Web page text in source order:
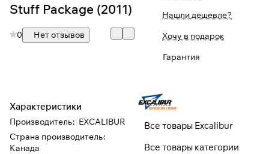
Stuff Package (2011)
0 Нет отзывов
Характеристики
Производитель: EXCALIBUR
Страна производитель:
Канада
Нашли дешевле?
Хочу в подарок
Гарантия
Все товары Excalibur
Все товары категории
Сегодня
25%
При оформлении заказа
выберите метод оплатыПЛАЙТ